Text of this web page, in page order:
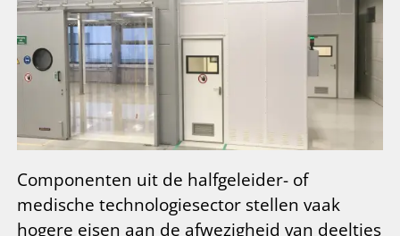
Componenten uit de halfgeleider- of
medische technologiesector stellen vaak
hogere eisen aan de afwezigheid van deeltjes